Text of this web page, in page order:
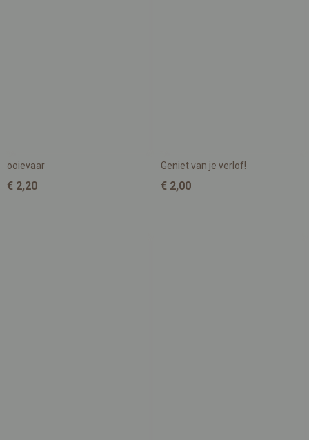
ooievaar
€ 2,20
Geniet van je verlof!
€ 2,00